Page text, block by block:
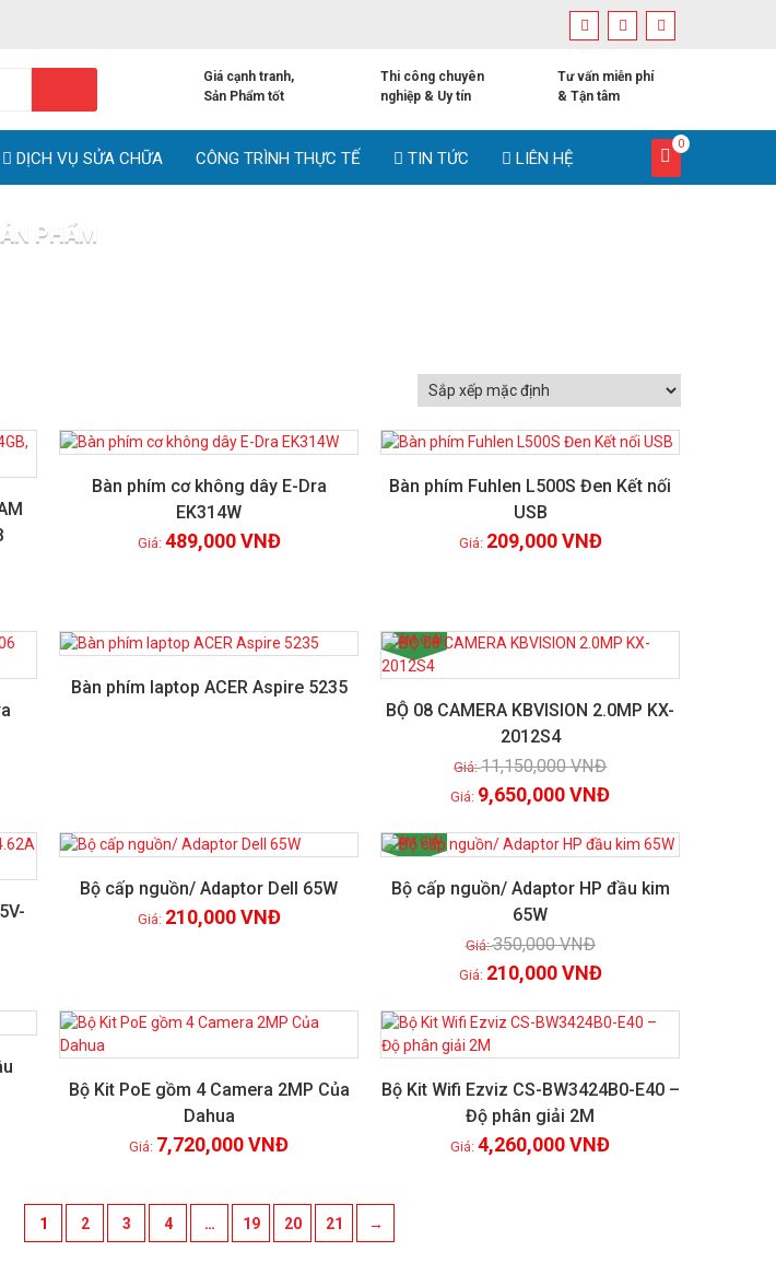
Giá cạnh tranh,
Sản Phẩm tốt
Thi công chuyên
nghiệp & Uy tín
Tư vấn miễn phí
& Tận tâm
DỊCH VỤ SỬA CHỮA CÔNG TRÌNH THỰC TẾ TIN TỨC LIÊN HỆ
0
PHẨM
Xem chi tiết
Bàn phím cơ không dây E-Dra
EK314W
489,000VNĐ Xem chi tiết
Bàn phím Fuhlen L500S Đen Kết nối
USB
209,000VNĐ
Bàn phím laptop ACER Aspire 5235
GIẢM GIÁ!
Xem chi tiết
BỘ 08 CAMERA KBVISION 2.0MP KX-
2012S4
11,150,000VNĐ
9,650,000VNĐ
Bộ cấp nguồn/ Adaptor Dell 65W
210,000VNĐ
GIẢM GIÁ!
Xem chi tiết
Bộ cấp nguồn/ Adaptor HP đầu kim
65W
350,000VNĐ
210,000VNĐ
Xem chi tiết
Bộ Kit PoE gồm 4 Camera 2MP Của
Dahua
7,720,000VNĐ Xem chi tiết
Bộ Kit Wifi Ezviz CS-BW3424B0-E40 –
Độ phân giải 2M
4,260,000VNĐ
1 2 3 4 … 19 20 21 →